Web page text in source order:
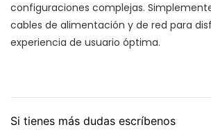
configuraciones complejas.
cables de alimentación y de red para
experiencia de usuario óptima.
Si tienes más dudas escríbenos